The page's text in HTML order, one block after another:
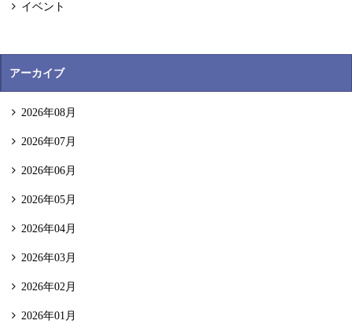
イベント
アーカイブ
2026年08月
2026年07月
2026年06月
2026年05月
2026年04月
2026年03月
2026年02月
2026年01月